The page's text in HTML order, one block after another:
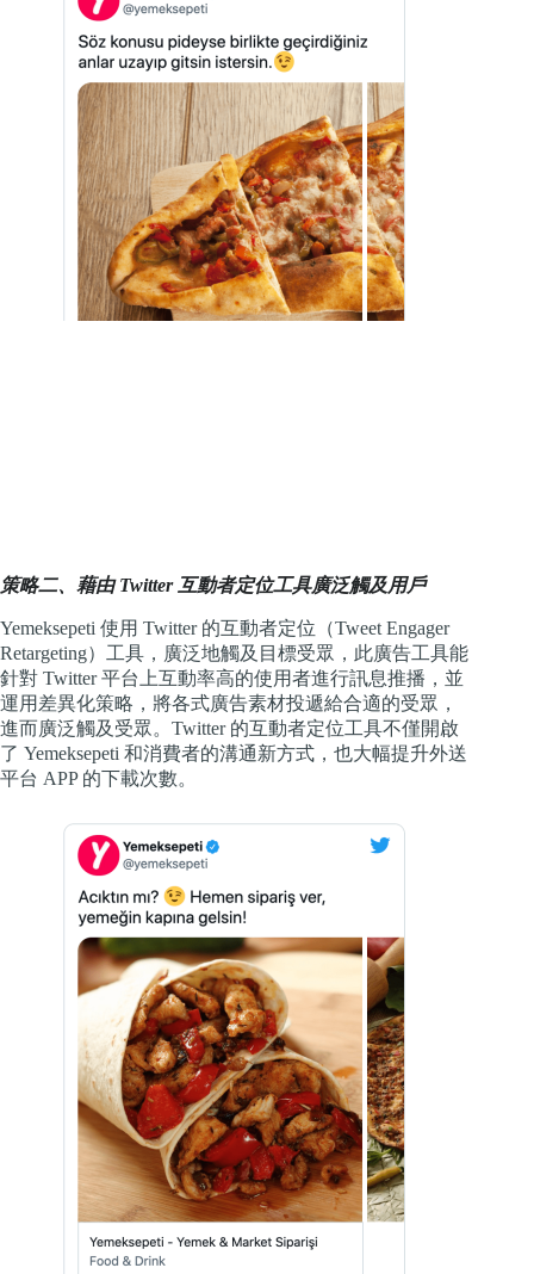
策略二、藉由 Twitter 互動者定位工具廣泛觸及用戶
Yemeksepeti 使用 Twitter 的互動者定位（Tweet Engager
Retargeting）工具，廣泛地觸及目標受眾，此廣告工具能
針對 Twitter 平台上互動率高的使用者進行訊息推播，並
運用差異化策略，將各式廣告素材投遞給合適的受眾，
進而廣泛觸及受眾。Twitter 的互動者定位工具不僅開啟
了 Yemeksepeti 和消費者的溝通新方式，也大幅提升外送
平台 APP 的下載次數。